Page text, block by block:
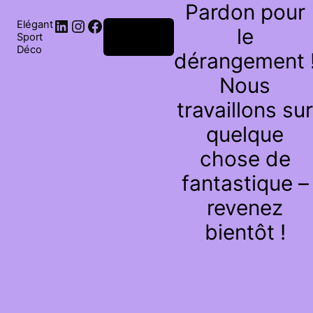
Elégant
Sport
Déco
Pardon pour
le
dérangement
Nous
travaillons sur
quelque
chose de
fantastique –
revenez
bientôt !